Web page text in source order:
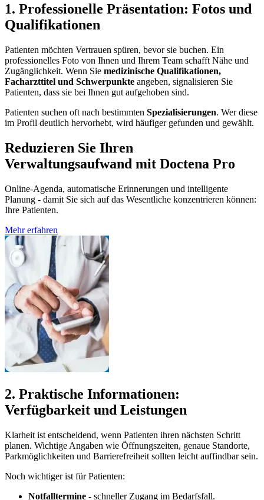
1. Professionelle Präsentation: Fotos und
Qualifikationen
Patienten möchten Vertrauen spüren, bevor sie buchen. Ein
professionelles Foto von Ihnen und Ihrem Team schafft Nähe und
Zugänglichkeit. Wenn Sie medizinische Qualifikationen,
Facharzttitel und Schwerpunkte angeben, signalisieren Sie
Patienten, dass sie bei Ihnen gut aufgehoben sind.
Patienten suchen oft nach bestimmten Spezialisierungen. Wer diese
im Profil deutlich hervorhebt, wird häufiger gefunden und gewählt.
Reduzieren Sie Ihren
Verwaltungsaufwand mit Doctena Pro
Online-Agenda, automatische Erinnerungen und intelligente
Planung - damit Sie sich auf das Wesentliche konzentrieren können:
Ihre Patienten.
Mehr erfahren
2. Praktische Informationen:
Verfügbarkeit und Leistungen
Klarheit ist entscheidend, wenn Patienten ihren nächsten Schritt
planen. Wichtige Angaben wie Öffnungszeiten, genaue Standorte,
Parkmöglichkeiten und Barrierefreiheit sollten leicht auffindbar sein.
Noch wichtiger ist für Patienten:
Notfalltermine - schneller Zugang im Bedarfsfall.